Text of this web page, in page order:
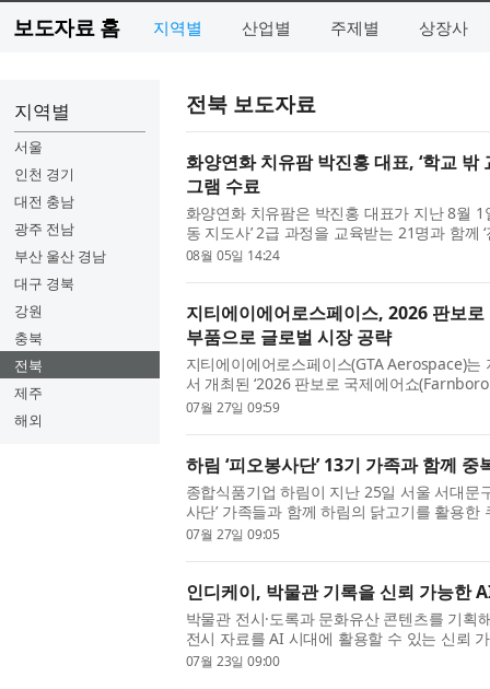
보도자료 홈 지역별 산업별 주제별 상장사
지역별
서울
인천 경기
대전 충남
광주 전남
부산 울산 경남
대구 경북
강원
충북
전북
제주
해외
전북 보도자료
화양연화 치유팜 박진홍 대표, ‘학교 밖
그램 수료
화양연화 치유팜은 박진홍 대표가 지난 8월
동 지도사’ 2급 과정을 교육받는 21명과 함께
으로 수료했다고 밝혔다. 우석대학교에서 기
08월 05일 14:24
지티에이에어로스페이스, 2026 판보
부품으로 글로벌 시장 공략
지티에이에어로스페이스(GTA Aerospace)
서 개최된 ‘2026 판보로 국제에어쇼
해 항공기 인테리어 부품을 전시하고 글로벌
07월 27일 09:59
하림 ‘피오봉사단’ 13기 가족과 함께
종합식품기업 하림이 지난 25일 서울 서대문
사단’ 가족들과 함께 하림의 닭고기를 활용
단’은 하림 임직원과 소비자 가족들이 함께
07월 27일 09:05
인디케이, 박물관 기록을 신뢰 가능한
박물관 전시·도록과 문화유산 콘텐츠를 기
전시 자료를 AI 시대에 활용할 수 있는 신뢰
사이트(ARTFACT INSIGHT, 이하
07월 23일 09:00